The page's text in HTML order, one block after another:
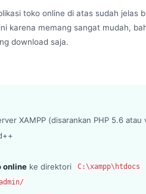
toko online di atas sudah jelas
karena memang sangat mudah,
download saja.
XAMPP (disarankan PHP 5.6 atau
online ke direktori C:\xampp\htdocs